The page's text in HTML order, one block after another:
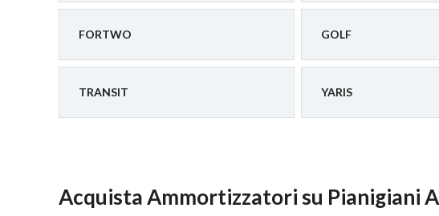
FORTWO GOLF
TRANSIT YARIS
Acquista Ammortizzatori su Pianigiani